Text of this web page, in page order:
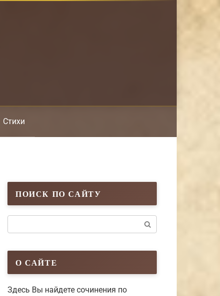
Стихи
ПОИСК ПО САЙТУ
О САЙТЕ
Здесь Вы найдете сочинения по